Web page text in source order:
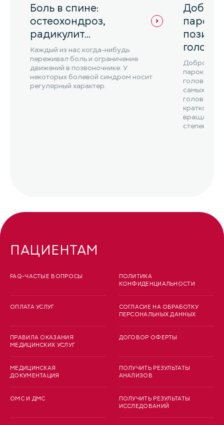
Боль в спине:
остеохондроз,
радикулит…
Каждый из нас когда-нибудь
переживал боль и ограничение
движений в позвоночнике. У
некоторых болевой синдром носит
регулярный характер.
самых
степени
ПАЦИЕНТАМ
FAQ-ЧАСТЫЕ ВОПРОСЫ
ОПЛАТА УСЛУГ
ПРАВИЛА ОКАЗАНИЯ
МЕДИЦИНСКИХ УСЛУГ
МЕДИЦИНСКАЯ
ДОКУМЕНТАЦИЯ
ОМС И ДМС
ПОЛИТИКА
КОНФИДЕНЦИАЛЬНОСТИ
СОГЛАСИЕ НА ОБРАБОТКУ
ПЕРСОНАЛЬНЫХ ДАННЫХ
ДОГОВОР ОФЕРТЫ
ПОЛУЧИТЬ РЕЗУЛЬТАТЫ
АНАЛИЗОВ
ПОЛУЧИТЬ РЕЗУЛЬТАТЫ
ИССЛЕДОВАНИЙ